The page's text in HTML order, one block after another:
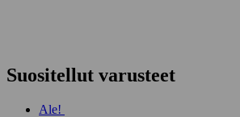
Suositellut varusteet
Ale!